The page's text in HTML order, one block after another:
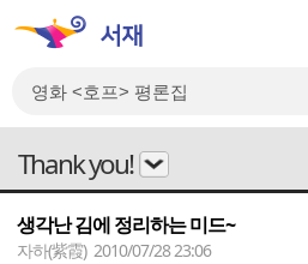
Thank you!
생각난 김에 정리하는 미드~
자하(紫霞) 2010/07/28 23:06